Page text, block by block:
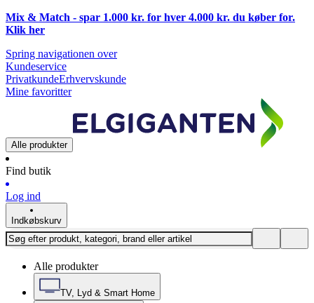
Mix & Match - spar 1.000 kr. for hver 4.000 kr. du køber for.
Klik her
Spring navigationen over
Kundeservice
PrivatkundeErhvervskunde
Mine favoritter
Alle produkter
Find butik
Log ind
Indkøbskurv
Alle produkter
TV, Lyd & Smart Home